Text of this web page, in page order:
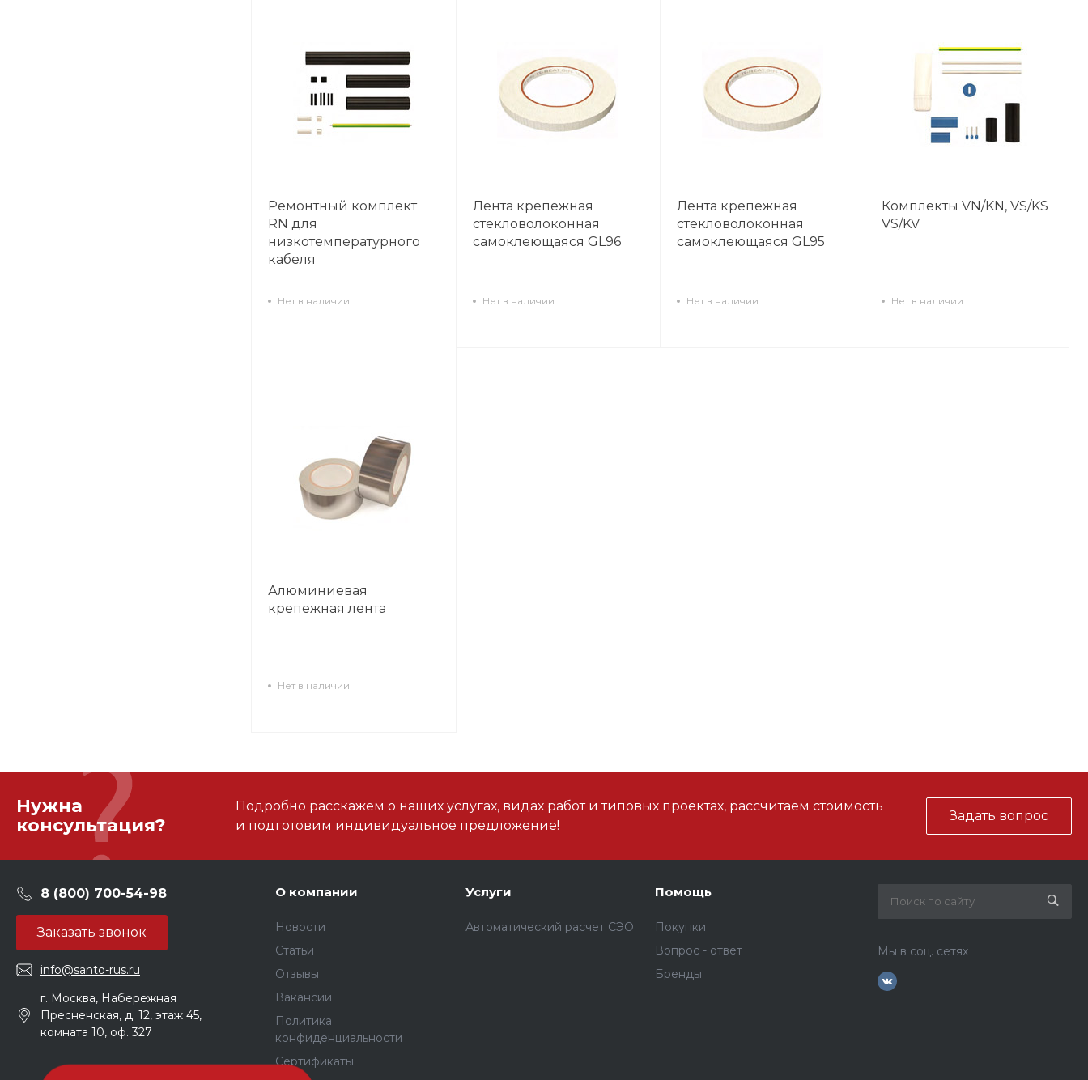
Ремонтный комплект
RN для
низкотемпературного
кабеля
Нет в наличии
Лента крепежная
стекловолоконная
самоклеющаяся GL96
Нет в наличии
Лента крепежная
стекловолоконная
самоклеющаяся GL95
Нет в наличии
Комплекты VN/KN, VS/KS
VS/KV
Нет в наличии
Алюминиевая
крепежная лента
Нет в наличии
Нужна
консультация?
Подробно расскажем о наших услугах, видах работ и типовых проектах, рассчитаем стоимость
и подготовим индивидуальное предложение!
Задать вопрос
8 (800) 700-54-98
Заказать звонок
info@santo-rus.ru
г. Москва, Набережная
Пресненская, д. 12, этаж 45,
комната 10, оф. 327
О компании
Новости
Статьи
Отзывы
Вакансии
Политика
конфиденциальности
Сертификаты
Услуги
Автоматический расчет СЭО
Помощь
Покупки
Вопрос - ответ
Бренды
Мы в соц. сетях